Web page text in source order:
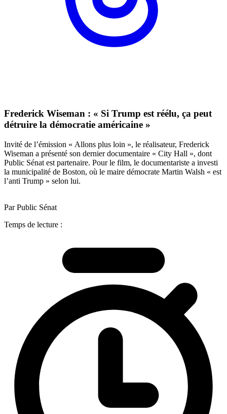
Frederick Wiseman : « Si Trump est réélu, ça peut
détruire la démocratie américaine »
Invité de l’émission « Allons plus loin », le réalisateur, Frederick
Wiseman a présenté son dernier documentaire « City Hall », dont
Public Sénat est partenaire. Pour le film, le documentariste a investi
la municipalité de Boston, où le maire démocrate Martin Walsh « est
l’anti Trump » selon lui.
Par Public Sénat
Temps de lecture :